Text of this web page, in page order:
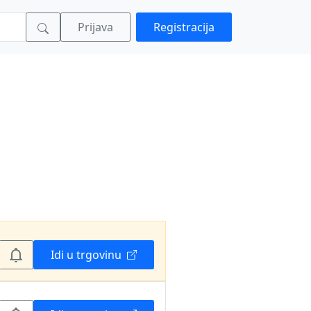
Prijava Registracija
Idi u trgovinu